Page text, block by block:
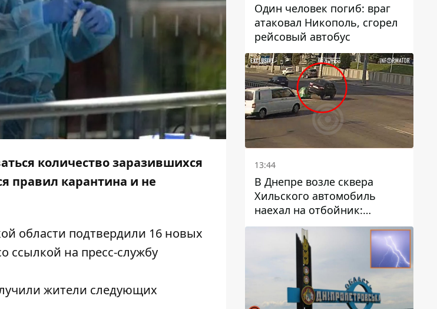
количество заразившихся
правил карантина и не
области подтвердили 16 новых
ссылкой на пресс-службу
жители следующих
Один человек погиб: враг
атаковал Никополь, сгорел
рейсовый автобус
13:44
В Днепре возле сквера
Хильского автомобиль
наехал на отбойник:
момент происшествия